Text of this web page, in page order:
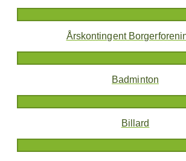
Årskontingent
Badminton
Billard